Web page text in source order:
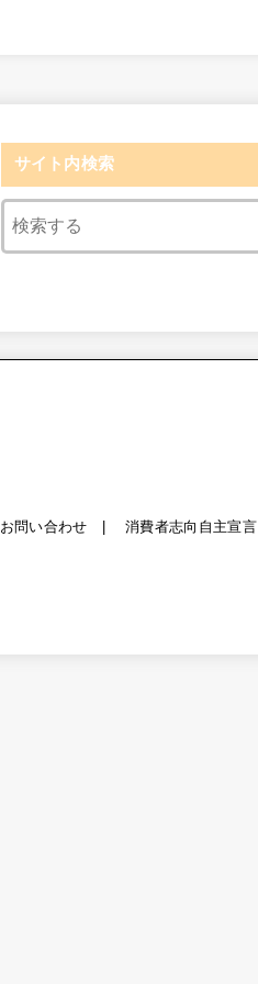
サイト内検索
お問い合わせ 消費者志向自主宣言